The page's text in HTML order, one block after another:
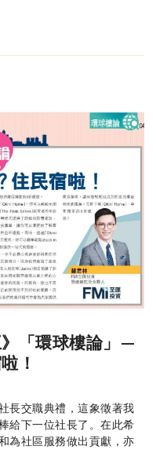
「環球樓論」—
！
長交職典禮，這象徵著我
給下一位社長了。在此希
為社區服務做出貢獻，亦